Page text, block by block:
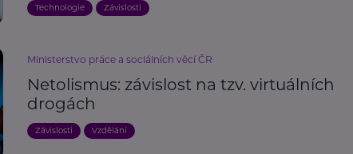
Technologie Závislosti
Ministerstvo práce a sociálních věcí ČR
Netolismus: závislost na tzv. virtuálních
drogách
Závislosti Vzdělání